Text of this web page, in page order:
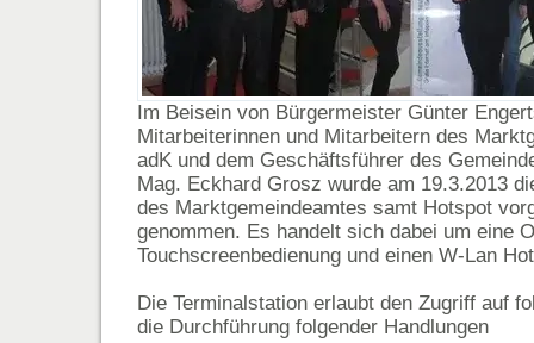
Im Beisein von Bürgermeister Günter
Mitarbeiterinnen und Mitarbeitern des
adK und dem Geschäftsführer des
Mag. Eckhard Grosz wurde am 19.3.2013
des Marktgemeindeamtes samt Hotspot
genommen. Es handelt sich dabei um eine
Touchscreenbedienung und einen W-Lan
Die Terminalstation erlaubt den Zugriff auf
die Durchführung folgender Handlungen